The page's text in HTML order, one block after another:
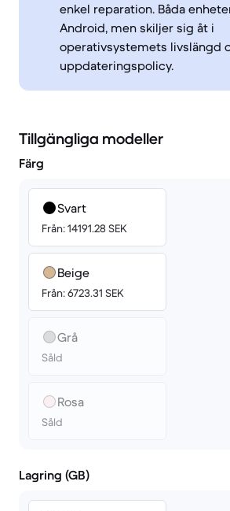
enkel reparation. Båda
Android, men skiljer sig åt i
operativsystemets livslängd
uppdateringspolicy.
Tillgängliga modeller
Färg
Svart
Från: 14191.28 SEK
Beige
Från: 6723.31 SEK
Grå
Såld
Rosa
Såld
Lagring (GB)